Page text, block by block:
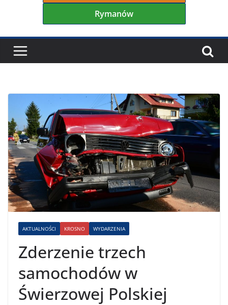
Rymanów
AKTUALNOŚCI KROSNO WYDARZENIA
Zderzenie trzech
samochodów w
Świerzowej Polskiej